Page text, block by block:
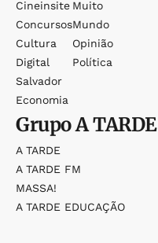
Cineinsite
Concursos
Cultura
Digital
Salvador
Economia
Muito
Mundo
Opinião
Política
GrupoA TARDE
A TARDE
A TARDE FM
MASSA!
A TARDE EDUCAÇÃO